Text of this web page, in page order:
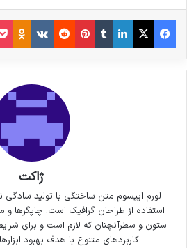
فیس بوک X لینکدین
‫تامبلر‫پین‌ترست
‫رددیت
ژاکت
لورم ایپسوم متن ساختگی با تولید
استفاده از طراحان گرافیک است. چاپگرها و
ستون و سطرآنچنان که لازم است و برای
کاربردهای متنوع با هدف بهبود